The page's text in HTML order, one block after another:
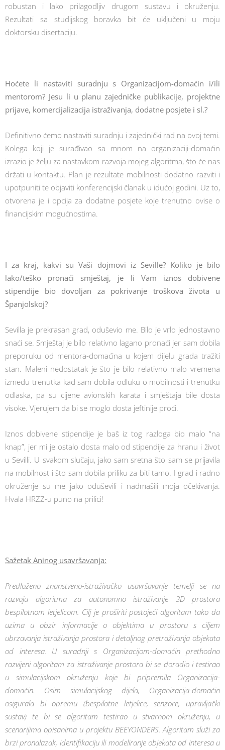
robustan i lako prilagodljiv drugom sustavu i okruženju.
Rezultati sa studijskog boravka bit će uključeni u moju
doktorsku disertaciju.
Hoćete li nastaviti suradnju s Organizacijom-domaćin i/ili
mentorom? Jesu li u planu zajedničke publikacije, projektne
prijave, komercijalizacija istraživanja, dodatne posjete i sl.?
Definitivno ćemo nastaviti suradnju i zajednički rad na ovoj temi.
Kolega koji je surađivao sa mnom na organizaciji-domaćin
izrazio je želju za nastavkom razvoja mojeg algoritma, što će nas
držati u kontaktu. Plan je rezultate mobilnosti dodatno razviti i
upotpuniti te objaviti konferencijski članak u idućoj godini. Uz to,
otvorena je i opcija za dodatne posjete koje trenutno ovise o
financijskim mogućnostima.
I za kraj, kakvi su Vaši dojmovi iz Seville? Koliko je bilo
lako/teško pronaći smještaj, je li Vam iznos dobivene
stipendije bio dovoljan za pokrivanje troškova života u
Španjolskoj?
Sevilla je prekrasan grad, oduševio me. Bilo je vrlo jednostavno
snaći se. Smještaj je bilo relativno lagano pronaći jer sam dobila
preporuku od mentora-domaćina u kojem dijelu grada tražiti
stan. Maleni nedostatak je što je bilo relativno malo vremena
između trenutka kad sam dobila odluku o mobilnosti i trenutku
odlaska, pa su cijene avionskih karata i smještaja bile dosta
visoke. Vjerujem da bi se moglo dosta jeftinije proći.
Iznos dobivene stipendije je baš iz tog razloga bio malo “na
knap”, jer mi je ostalo dosta malo od stipendije za hranu i život
u Sevilli. U svakom slučaju, jako sam sretna što sam se prijavila
na mobilnost i što sam dobila priliku za biti tamo. I grad i radno
okruženje su me jako oduševili i nadmašili moja očekivanja.
Hvala HRZZ-u puno na prilici!
Sažetak Aninog usavršavanja:
Predloženo znanstveno-istraživačko usavršavanje temelji se na
razvoju algoritma za autonomno istraživanje 3D prostora
bespilotnom letjelicom. Cilj je proširiti postojeći algoritam tako da
uzima u obzir informacije o objektima u prostoru s ciljem
ubrzavanja istraživanja prostora i detaljnog pretraživanja objekata
od interesa. U suradnji s Organizacijom-domaćin prethodno
razvijeni algoritam za istraživanje prostora bi se doradio i testirao
u simulacijskom okruženju koje bi pripremila Organizacija-
domaćin. Osim simulacijskog dijela, Organizacija-domaćin
osigurala bi opremu (bespilotne letjelice, senzore, upravljački
sustav) te bi se algoritam testirao u stvarnom okruženju, u
scenarijima opisanima u projektu BEEYONDERS. Algoritam služi za
brzi pronalazak, identifikaciju ili modeliranje objekata od interesa u